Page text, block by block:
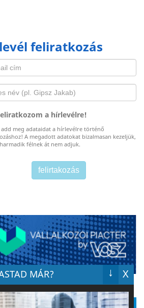
feliratkozás
a hírlevélre!
meg adataidat a hírlevélre történő
A megadott adatokat bizalmasan kezeljük,
félnek át nem adjuk.
MÁR? X
↓